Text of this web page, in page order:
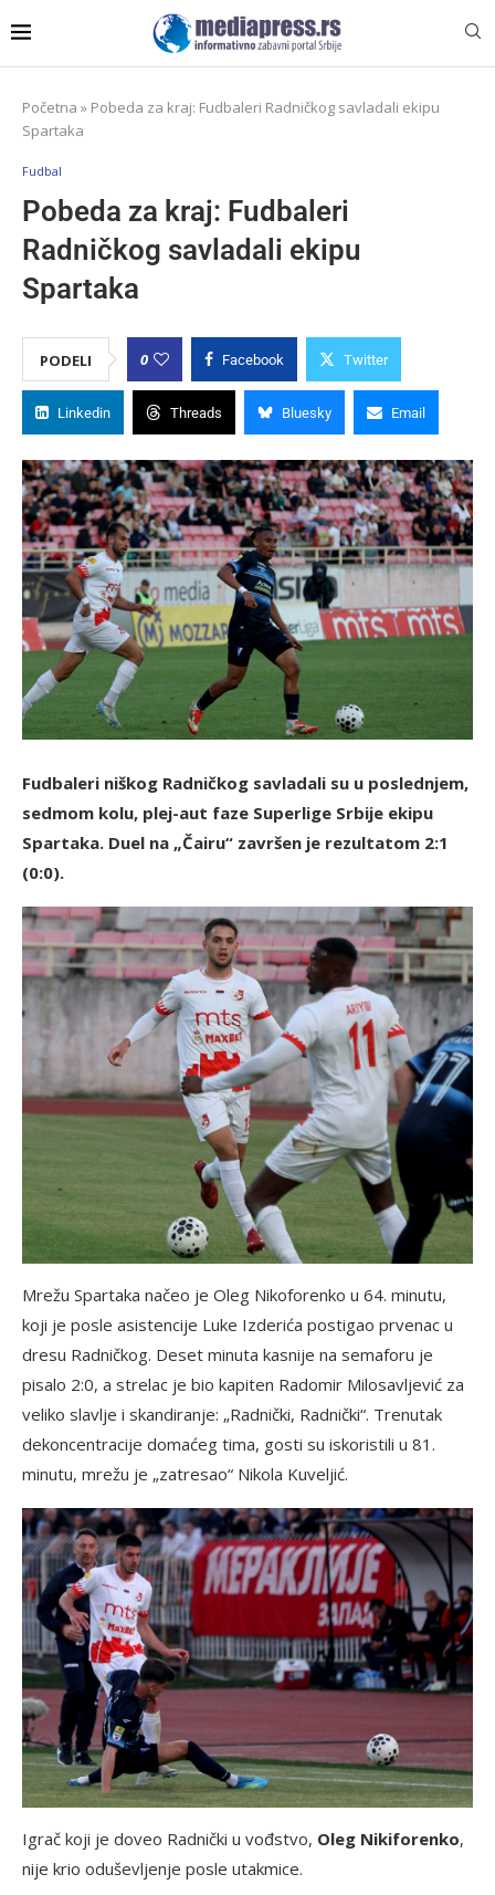
Početna » Pobeda za kraj: Fudbaleri Radničkog savladali ekipu
Spartaka
Fudbal
Pobeda za kraj: Fudbaleri
Radničkog savladali ekipu
Spartaka
PODELI 0 Facebook Twitter
Linkedin Threads Bluesky Email
Fudbaleri niškog Radničkog savladali su u poslednjem,
sedmom kolu, plej-aut faze Superlige Srbije ekipu
Spartaka. Duel na „Čairu“ završen je rezultatom 2:1
(0:0).
Mrežu Spartaka načeo je Oleg Nikoforenko u 64. minutu,
koji je posle asistencije Luke Izderića postigao prvenac u
dresu Radničkog. Deset minuta kasnije na semaforu je
pisalo 2:0, a strelac je bio kapiten Radomir Milosavljević za
veliko slavlje i skandiranje: „Radnički, Radnički“. Trenutak
dekoncentracije domaćeg tima, gosti su iskoristili u 81.
minutu, mrežu je „zatresao“ Nikola Kuveljić.
Igrač koji je doveo Radnički u vođstvo, Oleg Nikiforenko,
nije krio oduševljenje posle utakmice.